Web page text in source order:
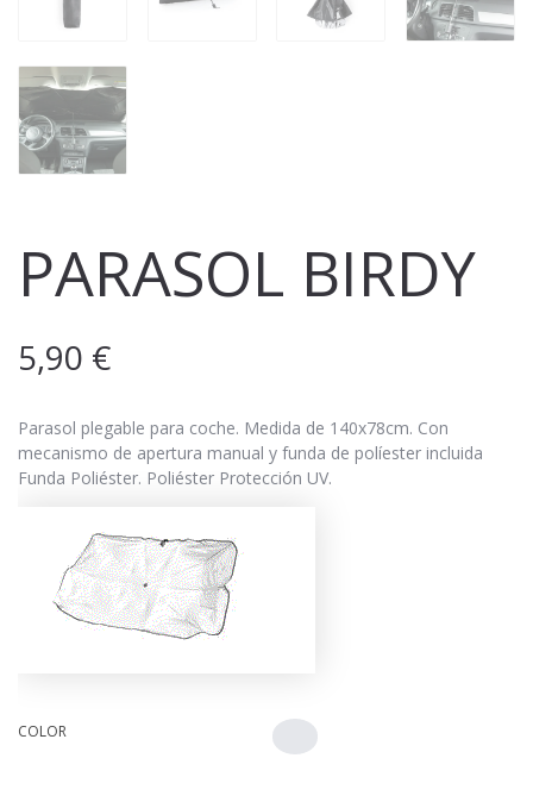
PARASOL BIRDY
5,90 €
Parasol plegable para coche. Medida de 140x78cm. Con
mecanismo de apertura manual y funda de políester incluida
Funda Poliéster. Poliéster Protección UV.
COLOR